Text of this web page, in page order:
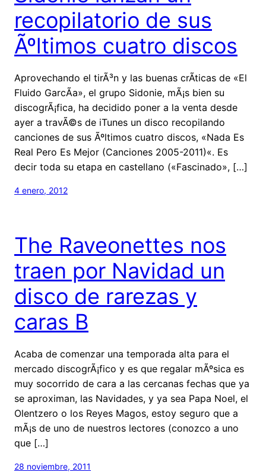
recopilatorio de sus
Ãºltimos cuatro discos
Aprovechando el tirÃ³n y las buenas crÃ­ticas de «El
Fluido GarcÃ­a», el grupo Sidonie, mÃ¡s bien su
discogrÃ¡fica, ha decidido poner a la venta desde
ayer a travÃ©s de iTunes un disco recopilando
canciones de sus Ãºltimos cuatro discos, «Nada Es
Real Pero Es Mejor (Canciones 2005-2011)«. Es
decir toda su etapa en castellano («Fascinado», […]
4 enero, 2012
The Raveonettes nos
traen por Navidad un
disco de rarezas y
caras B
Acaba de comenzar una temporada alta para el
mercado discogrÃ¡fico y es que regalar mÃºsica es
muy socorrido de cara a las cercanas fechas que ya
se aproximan, las Navidades, y ya sea Papa Noel, el
Olentzero o los Reyes Magos, estoy seguro que a
mÃ¡s de uno de nuestros lectores (conozco a uno
que […]
28 noviembre, 2011